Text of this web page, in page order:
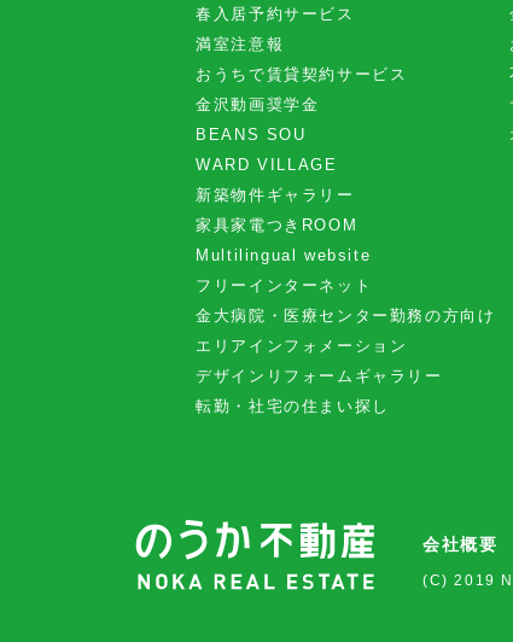
春入居予約サービス
満室注意報
おうちで賃貸契約サービス
金沢動画奨学金
BEANS SOU
WARD VILLAGE
新築物件ギャラリー
家具家電つきROOM
Multilingual website
フリーインターネット
金大病院・医療センター勤務の方向け
エリアインフォメーション
デザインリフォームギャラリー
転勤・社宅の住まい探し
会社概要
(C) 2019